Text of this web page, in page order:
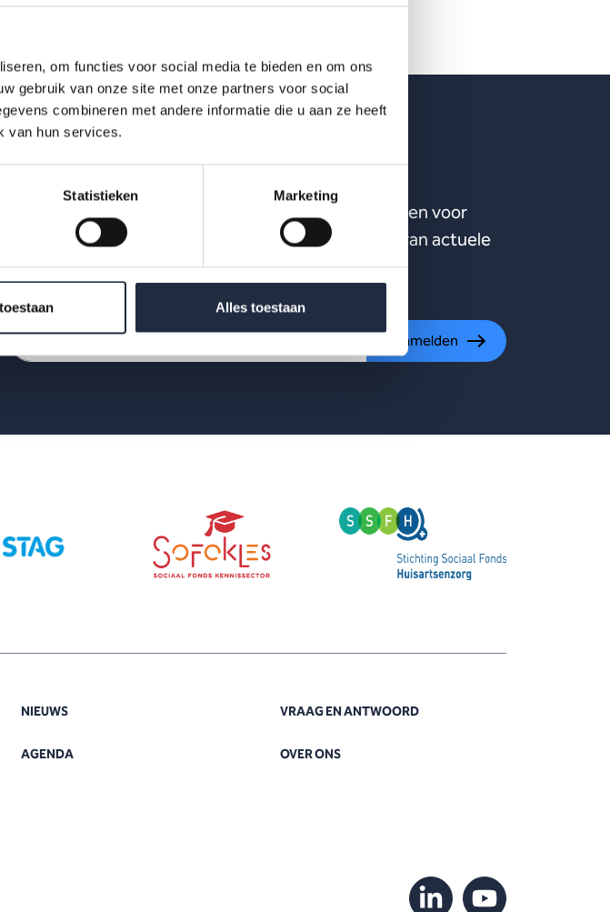
om functies voor social media te bieden en om ons
gebruik van onze site met onze partners voor social
combineren met andere informatie die u aan ze heeft
van hun services.
Statistieken Marketing
Alles toestaan
Op de hoogte blijven?
Krijg als eerste de nieuwste publicaties, uitnodigingen voor
AZW-Clubhuisbijeenkomsten en meer verdieping van actuele
data binnen zorg en welzijn.
Aanmelden
NIEUWS
AGENDA
VRAAG EN ANTWOORD
OVER ONS